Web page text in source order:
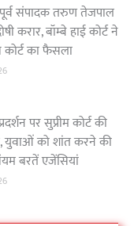
संपादक तरुण तेजपाल
करार, बॉम्बे हाई कोर्ट ने
का फैसला
पर सुप्रीम कोर्ट की
युवाओं को शांत करने की
बरतें एजेंसियां